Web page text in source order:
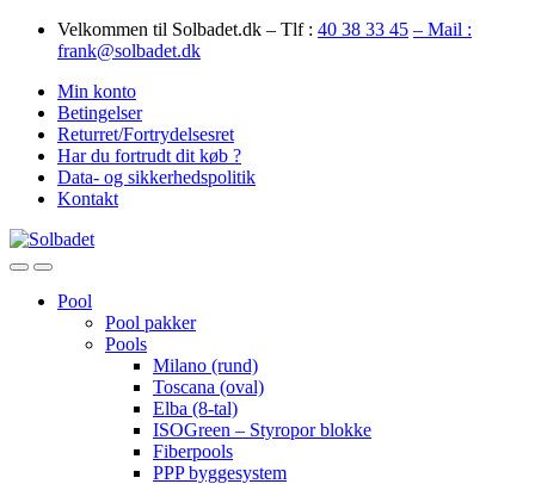
Skip
Skip
Velkommen til Solbadet.dk – Tlf : 40 38 33 45 – Mail :
frank@solbadet.dk
Min konto
Betingelser
Returret/Fortrydelsesret
Har du fortrudt dit køb ?
Data- og sikkerhedspolitik
Kontakt
OpenClose
Pool
Pool pakker
Pools
Milano (rund)
Toscana (oval)
Elba (8-tal)
ISOGreen – Styropor blokke
Fiberpools
PPP byggesystem